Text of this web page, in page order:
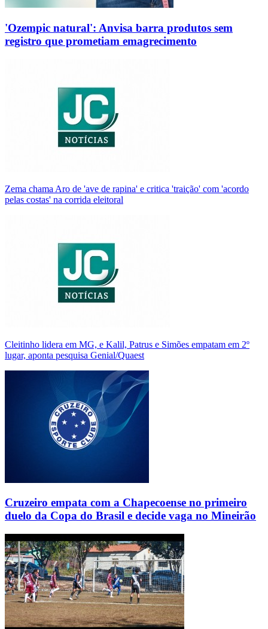
'Ozempic natural': Anvisa barra produtos sem
registro que prometiam emagrecimento
Zema chama Aro de 'ave de rapina' e critica 'traição' com 'acordo
pelas costas' na corrida eleitoral
Cleitinho lidera em MG, e Kalil, Patrus e Simões empatam em 2º
lugar, aponta pesquisa Genial/Quaest
Cruzeiro empata com a Chapecoense no primeiro
duelo da Copa do Brasil e decide vaga no Mineirão